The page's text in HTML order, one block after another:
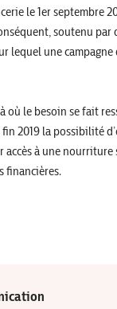
le 1er septembre
soutenu
lequel une
où le besoin se fait
2019 la possibilité
à une nourriture
financières.